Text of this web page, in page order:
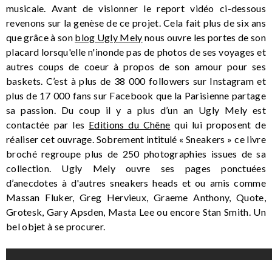
musicale. Avant de visionner le report vidéo ci-dessous
revenons sur la genèse de ce projet. Cela fait plus de six ans
que grâce à son blog Ugly Mely nous ouvre les portes de son
placard lorsqu'elle n'inonde pas de photos de ses voyages et
autres coups de coeur à propos de son amour pour ses
baskets. C’est à plus de 38 000 followers sur Instagram et
plus de 17 000 fans sur Facebook que la Parisienne partage
sa passion. Du coup il y a plus d’un an Ugly Mely est
contactée par les Editions du Chêne qui lui proposent de
réaliser cet ouvrage. Sobrement intitulé « Sneakers » ce livre
broché regroupe plus de 250 photographies issues de sa
collection. Ugly Mely ouvre ses pages ponctuées
d’anecdotes à d'autres sneakers heads et ou amis comme
Massan Fluker, Greg Hervieux, Graeme Anthony, Quote,
Grotesk, Gary Apsden, Masta Lee ou encore Stan Smith. Un
bel objet à se procurer.